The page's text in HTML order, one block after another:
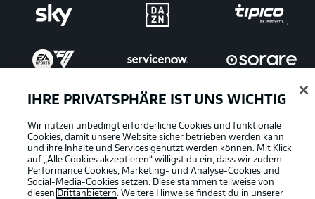
Rechtliche Hinweise Voreinstellungen verwalten
IHRE PRIVATSPHÄRE IST UNS WICHTIG
Wir nutzen unbedingt erforderliche Cookies und funktionale
Cookies, damit unsere Website sicher betrieben werden kann
und ihre Inhalte und Services genutzt werden können. Mit Klick
auf „Alle Cookies akzeptieren“ willigst du ein, dass wir zudem
Performance Cookies, Marketing- und Analyse-Cookies und
Social-Media-Cookies setzen. Diese stammen teilweise von
diesen Drittanbietern. Weitere Hinweise findest du in unserer